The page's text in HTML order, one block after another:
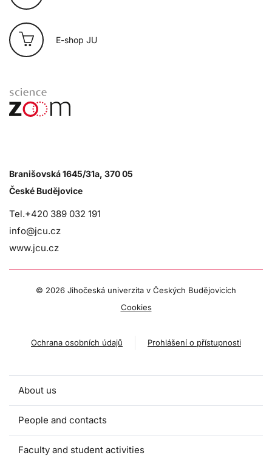
E-shop JU
Branišovská 1645/31a, 370 05
České Budějovice
Tel.+420 389 032 191
info@jcu.cz
www.jcu.cz
© 2026 Jihočeská univerzita v Českých Budějovicích
Cookies
Ochrana osobních údajů Prohlášení o přístupnosti
About us
People and contacts
Faculty and student activities